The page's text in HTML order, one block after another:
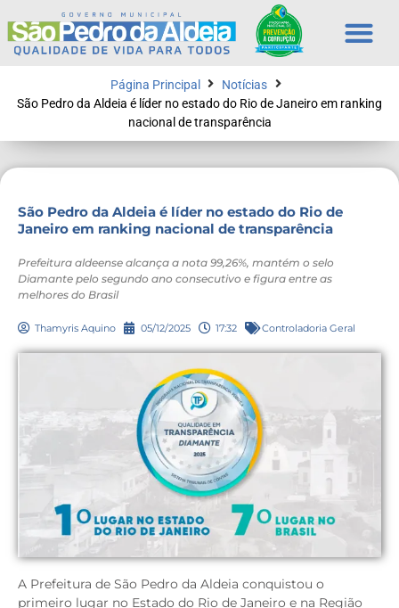
Página Principal
Notícias
São Pedro da Aldeia é líder no estado do Rio de Janeiro em ranking
nacional de transparência
São Pedro da Aldeia é líder no estado do Rio de
Janeiro em ranking nacional de transparência
Prefeitura aldeense alcança a nota 99,26%, mantém o selo
Diamante pelo segundo ano consecutivo e figura entre as
melhores do Brasil
Thamyris Aquino 05/12/2025 17:32 Controladoria Geral
A Prefeitura de São Pedro da Aldeia conquistou o
primeiro lugar no Estado do Rio de Janeiro e na Região